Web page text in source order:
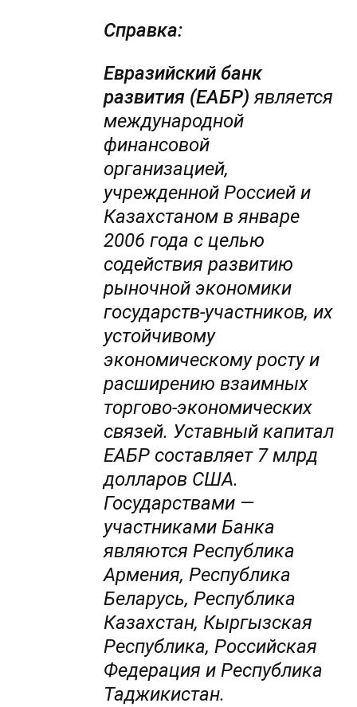
Справка:
Евразийский банк
развития (ЕАБР) является
международной
финансовой
организацией,
учрежденной Россией и
Казахстаном в январе
2006 года с целью
содействия развитию
рыночной экономики
государств-участников, их
устойчивому
экономическому росту и
расширению взаимных
торгово-экономических
связей. Уставный капитал
ЕАБР составляет 7 млрд
долларов США.
Государствами —
участниками Банка
являются Республика
Армения, Республика
Беларусь, Республика
Казахстан, Кыргызская
Республика, Российская
Федерация и Республика
Таджикистан.